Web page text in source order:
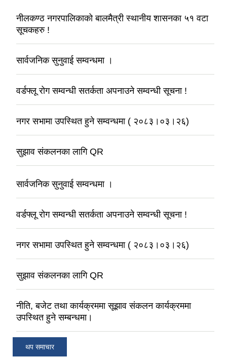
नीलकण्ठ नगरपालिकाको बालमैत्री स्थानीय शासनका ५१ वटा
सूचकहरु !
सार्वजनिक सुनुवाई सम्वन्धमा ।
वर्डफ्लू रोग सम्वन्धी सतर्कता अपनाउने सम्वन्धी सूचना !
नगर सभामा उपस्थित हुने सम्वन्धमा ( २०८३।०३।२६)
सुझाव संकलनका लागि QR
सार्वजनिक सुनुवाई सम्वन्धमा ।
वर्डफ्लू रोग सम्वन्धी सतर्कता अपनाउने सम्वन्धी सूचना !
नगर सभामा उपस्थित हुने सम्वन्धमा ( २०८३।०३।२६)
सुझाव संकलनका लागि QR
नीति, बजेट तथा कार्यक्रममा सूझाव संकलन कार्यक्रममा
उपस्थित हुने सम्बन्धमा।
थप समाचार